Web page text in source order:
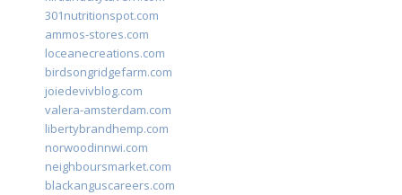
301nutritionspot.com
ammos-stores.com
loceanecreations.com
birdsongridgefarm.com
joiedevivblog.com
valera-amsterdam.com
libertybrandhemp.com
norwoodinnwi.com
neighboursmarket.com
blackanguscareers.com